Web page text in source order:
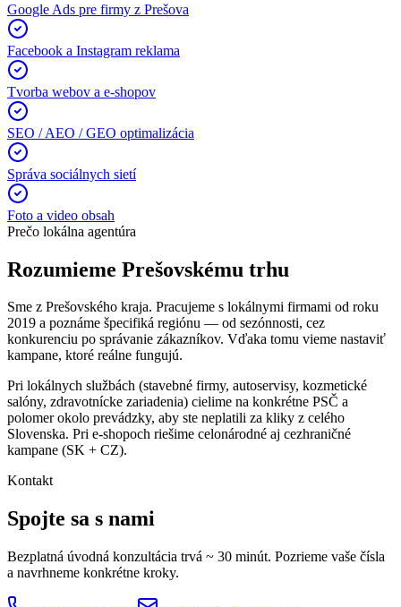
Google Ads pre firmy z Prešova
Facebook a Instagram reklama
Tvorba webov a e-shopov
SEO / AEO / GEO optimalizácia
Správa sociálnych sietí
Foto a video obsah
Prečo lokálna agentúra
Rozumieme Prešovskému trhu
Sme z Prešovského kraja. Pracujeme s lokálnymi firmami od roku
2019 a poznáme špecifiká regiónu — od sezónnosti, cez
konkurenciu po správanie zákazníkov. Vďaka tomu vieme nastaviť
kampane, ktoré reálne fungujú.
Pri lokálnych službách (stavebné firmy, autoservisy, kozmetické
salóny, zdravotnícke zariadenia) cielime na konkrétne PSČ a
polomer okolo prevádzky, aby ste neplatili za kliky z celého
Slovenska. Pri e-shopoch riešime celonárodné aj cezhraničné
kampane (SK + CZ).
Kontakt
Spojte sa s nami
Bezplatná úvodná konzultácia trvá ~ 30 minút. Pozrieme vaše čísla
a navrhneme konkrétne kroky.